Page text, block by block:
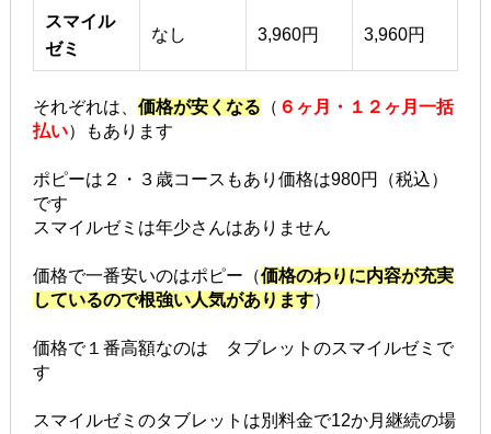
スマイル
ゼミ
なし 3,960円 3,960円
それぞれは、 価格が安くなる （ ６ヶ月・１２ヶ月一括
払い）もあります
ポピーは２・３歳コースもあり価格は980円（税込）
です
スマイルゼミは年少さんはありません
価格で一番安いのはポピー（価格のわりに内容が充実
しているので根強い人気があります）
価格で１番高額なのは タブレットのスマイルゼミで
す
スマイルゼミのタブレットは別料金で12か月継続の場